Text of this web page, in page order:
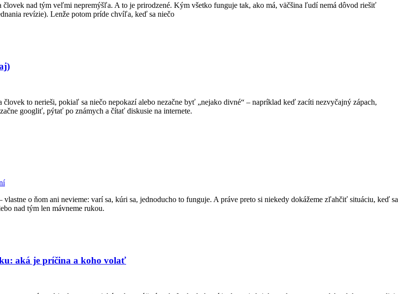
človek nad tým veľmi nepremýšľa. A to je prirodzené. Kým všetko funguje tak, ako má, väčšina ľudí nemá dôvod riešiť
revízie). Lenže potom príde chvíľa, keď sa niečo
to nerieši, pokiaľ sa niečo nepokazí alebo nezačne byť „nejako divné“ – napríklad keď zacíti nezvyčajný zápach,
googliť, pýtať po známych a čítať diskusie na internete.
o ňom ani nevieme: varí sa, kúri sa, jednoducho to funguje. A práve preto si niekedy dokážeme zľahčiť situáciu, keď sa
nad tým len mávneme rukou.
aká je príčina a koho volať